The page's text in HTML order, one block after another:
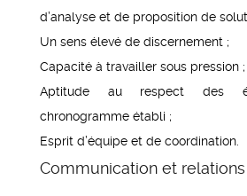
d’analyse et de proposition de
Un sens élevé de discernement ;
Capacité à travailler sous pression ;
Aptitude au respect des
chronogramme établi ;
Esprit d’équipe et de coordination.
Communication et